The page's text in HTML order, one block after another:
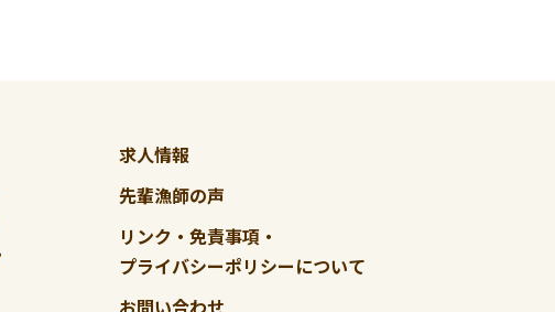
求人情報
先輩漁師の声
リンク・免責事項・
プライバシーポリシーについて